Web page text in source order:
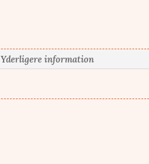
Yderligere information